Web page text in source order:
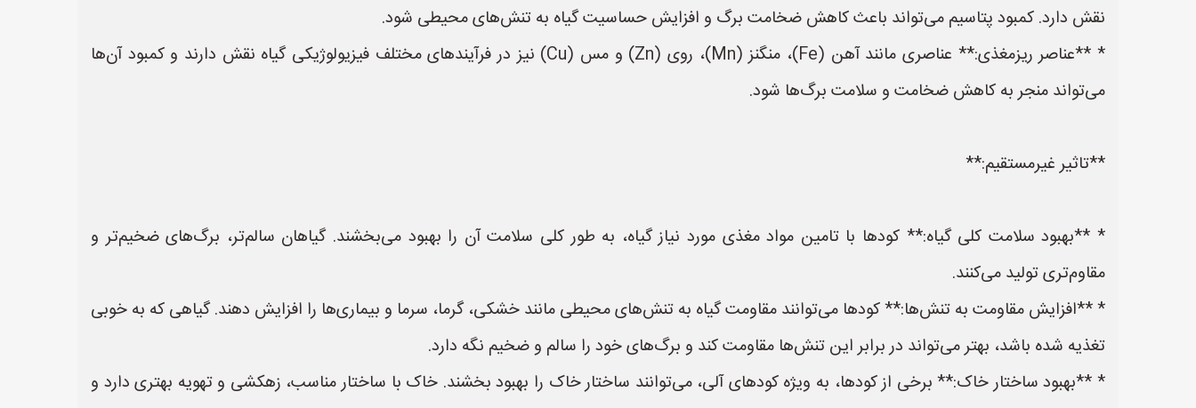
نقش دارد. کمبود پتاسیم می‌تواند باعث کاهش ضخامت برگ و افزایش حساسیت گیاه به تنش‌های محیطی شود.
* **عناصر ریزمغذی:** عناصری مانند آهن (Fe)، منگنز (Mn)، روی (Zn) و مس (Cu) نیز در فرآیندهای مختلف فیزیولوژیکی گیاه نقش دارند و کمبود آن‌ها
می‌تواند منجر به کاهش ضخامت و سلامت برگ‌ها شود.
**تاثیر غیرمستقیم:**
* **بهبود سلامت کلی گیاه:** کودها با تامین مواد مغذی مورد نیاز گیاه، به طور کلی سلامت آن را بهبود می‌بخشند. گیاهان سالم‌تر، برگ‌های ضخیم‌تر و
مقاوم‌تری تولید می‌کنند.
* **افزایش مقاومت به تنش‌ها:** کودها می‌توانند مقاومت گیاه به تنش‌های محیطی مانند خشکی، گرما، سرما و بیماری‌ها را افزایش دهند. گیاهی که به خوبی
تغذیه شده باشد، بهتر می‌تواند در برابر این تنش‌ها مقاومت کند و برگ‌های خود را سالم و ضخیم نگه دارد.
* **بهبود ساختار خاک:** برخی از کودها، به ویژه کودهای آلی، می‌توانند ساختار خاک را بهبود بخشند. خاک با ساختار مناسب، زهکشی و تهویه بهتری دارد و